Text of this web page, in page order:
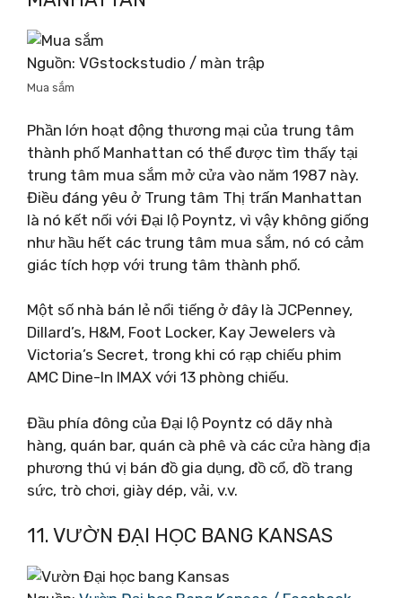
Nguồn: VGstockstudio / màn trập
Mua sắm
Phần lớn hoạt động thương mại của trung tâm
thành phố Manhattan có thể được tìm thấy tại
trung tâm mua sắm mở cửa vào năm 1987 này.
Điều đáng yêu ở Trung tâm Thị trấn Manhattan
là nó kết nối với Đại lộ Poyntz, vì vậy không giống
như hầu hết các trung tâm mua sắm, nó có cảm
giác tích hợp với trung tâm thành phố.
Một số nhà bán lẻ nổi tiếng ở đây là JCPenney,
Dillard’s, H&M, Foot Locker, Kay Jewelers và
Victoria’s Secret, trong khi có rạp chiếu phim
AMC Dine-In IMAX với 13 phòng chiếu.
Đầu phía đông của Đại lộ Poyntz có dãy nhà
hàng, quán bar, quán cà phê và các cửa hàng địa
phương thú vị bán đồ gia dụng, đồ cổ, đồ trang
sức, trò chơi, giày dép, vải, v.v.
11. VƯỜN ĐẠI HỌC BANG KANSAS